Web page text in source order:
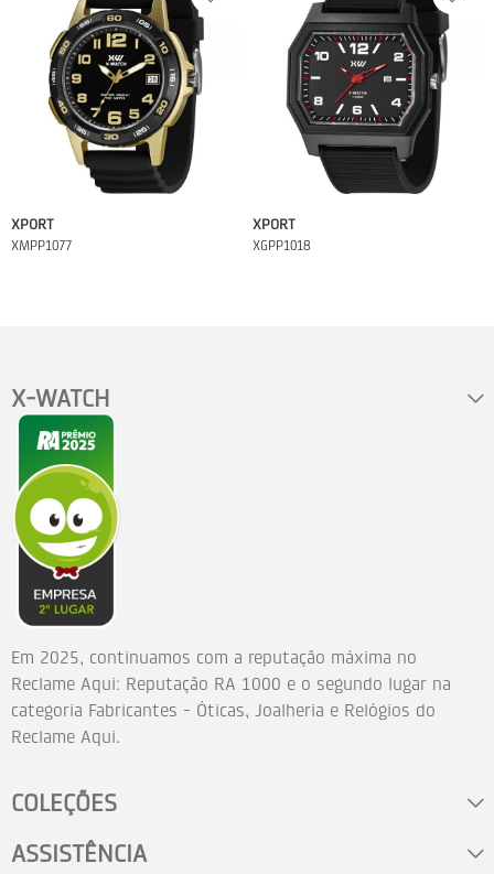
XPORT
XMPP1077
XPORT
XGPP1018
X-WATCH
Em 2025, continuamos com a reputação máxima no
Reclame Aqui: Reputação RA 1000 e o segundo lugar na
categoria Fabricantes - Óticas, Joalheria e Relógios do
Reclame Aqui.
COLEÇÕES
ASSISTÊNCIA